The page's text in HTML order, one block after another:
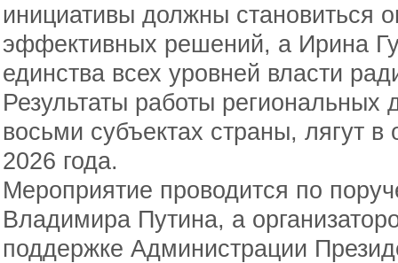
инициативы должны становиться
эффективных решений, а Ирина
единства всех уровней власти
Результаты работы региональных
восьми субъектах страны, лягут
2026 года.
Мероприятие проводится по
Владимира Путина, а
поддержке Администрации